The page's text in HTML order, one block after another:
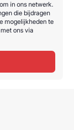
in ons netwerk.
die bijdragen
mogelijkheden te
ons via